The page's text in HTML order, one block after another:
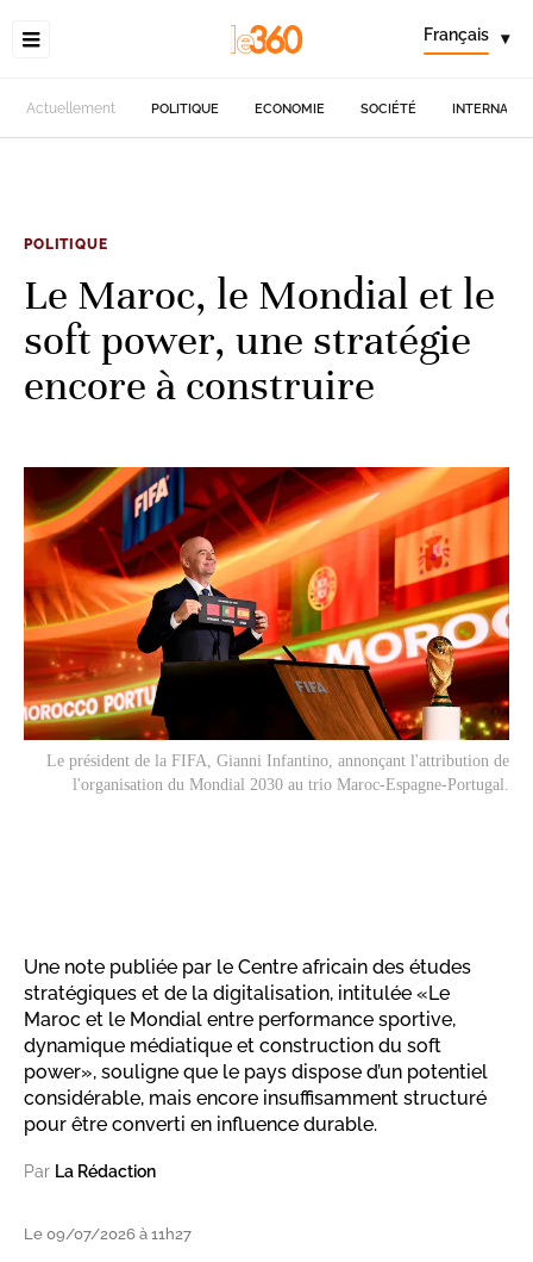
Français ▾
Actuellement POLITIQUE ECONOMIE SOCIÉTÉ
POLITIQUE
Le Maroc, le Mondial et le
soft power, une stratégie
encore à construire
Le président de la FIFA, Gianni Infantino, annonçant l'attribution de
l'organisation du Mondial 2030 au trio Maroc-Espagne-Portugal.
Une note publiée par le Centre africain des études
stratégiques et de la digitalisation, intitulée «Le
Maroc et le Mondial entre performance sportive,
dynamique médiatique et construction du soft
power», souligne que le pays dispose d’un potentiel
considérable, mais encore insuffisamment structuré
pour être converti en influence durable.
Par La Rédaction
Le 09/07/2026 à 11h27